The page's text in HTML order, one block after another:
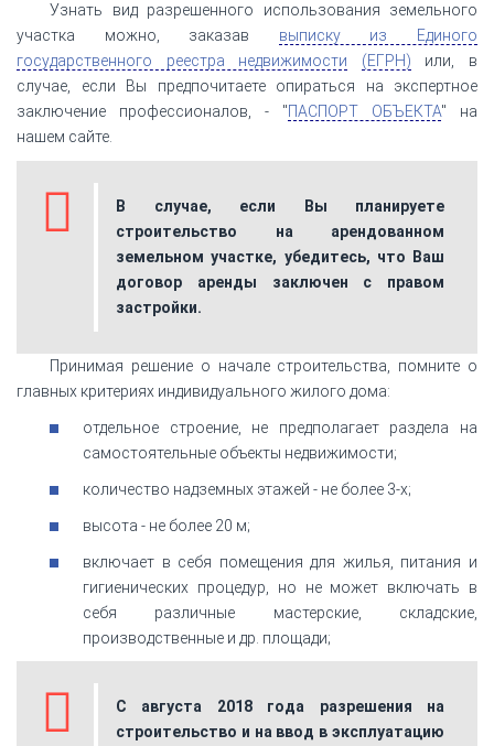
Узнать вид разрешенного использования земельного
участка можно, заказав выписку из Единого
государственного реестра недвижимости
(ЕГРН) или, в
случае, если Вы предпочитаете опираться на экспертное
заключение профессионалов, - "ПАСПОРТ ОБЪЕКТА" на
нашем сайте.
В случае, если Вы планируете
строительство на арендованном
земельном участке, убедитесь, что Ваш
договор аренды заключен с правом
застройки.
Принимая решение о начале строительства, помните о
главных критериях индивидуального жилого дома:
отдельное строение, не предполагает раздела на
самостоятельные объекты недвижимости;
количество надземных этажей - не более 3-х;
высота - не более 20 м;
включает в себя помещения для жилья, питания и
гигиенических процедур, но не может включать в
себя различные мастерские, складские,
производственные и др. площади;
С августа 2018 года разрешения на
строительство и на ввод в эксплуатацию